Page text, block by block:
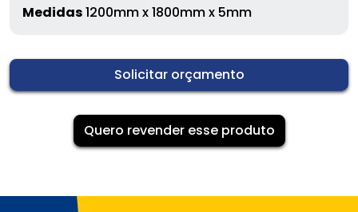
Medidas1200mm x 1800mm x 5mm
Solicitar orçamento
Quero revender esse produto